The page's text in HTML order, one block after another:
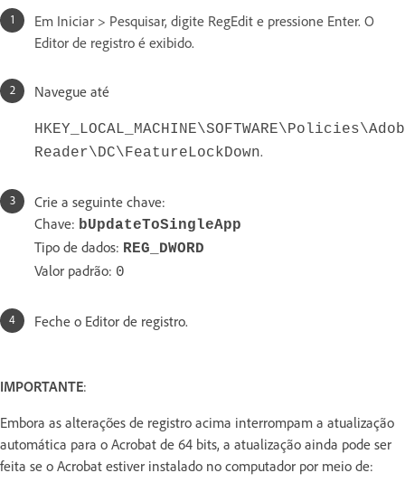
Em Iniciar > Pesquisar, digite RegEdit e pressione Enter. O
Editor de registro é exibido.
Navegue até
Reader\DC\FeatureLockDown.
Crie a seguinte chave:
Chave: bUpdateToSingleApp
Tipo de dados: REG_DWORD
Valor padrão: 0
Feche o Editor de registro.
IMPORTANTE:
Embora as alterações de registro acima interrompam a atualização
automática para o Acrobat de 64 bits, a atualização ainda pode ser
feita se o Acrobat estiver instalado no computador por meio de: